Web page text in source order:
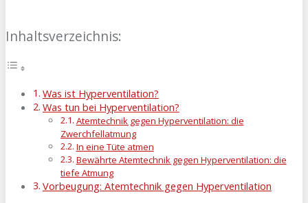
Inhaltsverzeichnis:
Was ist Hyperventilation?
Was tun bei Hyperventilation?
Atemtechnik gegen Hyperventilation: die
Zwerchfellatmung
In eine Tüte atmen
Bewährte Atemtechnik gegen Hyperventilation: die
tiefe Atmung
Vorbeugung: Atemtechnik gegen Hyperventilation